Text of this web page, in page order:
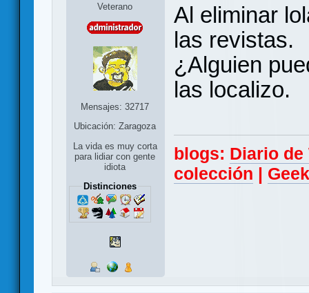
Veterano
Mensajes: 32717
Ubicación: Zaragoza
La vida es muy corta
para lidiar con gente
idiota
Distinciones
Al eliminar
las revistas.
¿Alguien
las localizo.
blogs: Diario
colección |